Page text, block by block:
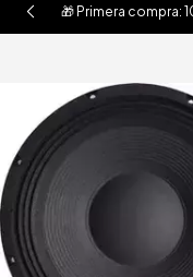
🎁 Primera compra: